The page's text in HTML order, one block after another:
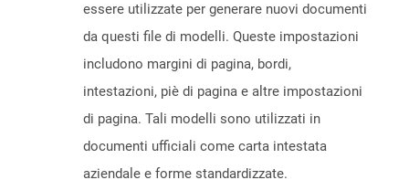
essere utilizzate per generare nuovi documenti
da questi file di modelli. Queste impostazioni
includono margini di pagina, bordi,
intestazioni, piè di pagina e altre impostazioni
di pagina. Tali modelli sono utilizzati in
documenti ufficiali come carta intestata
aziendale e forme standardizzate.